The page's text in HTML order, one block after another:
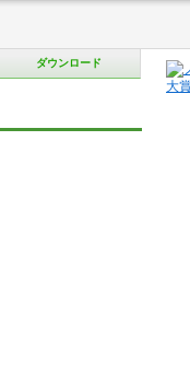
ダウンロード